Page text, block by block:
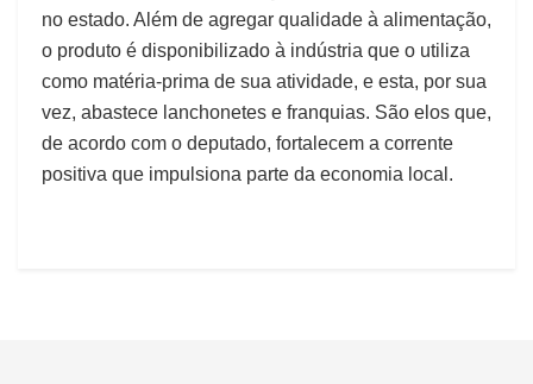
no estado. Além de agregar qualidade à alimentação,
o produto é disponibilizado à indústria que o utiliza
como matéria-prima de sua atividade, e esta, por sua
vez, abastece lanchonetes e franquias. São elos que,
de acordo com o deputado, fortalecem a corrente
positiva que impulsiona parte da economia local.